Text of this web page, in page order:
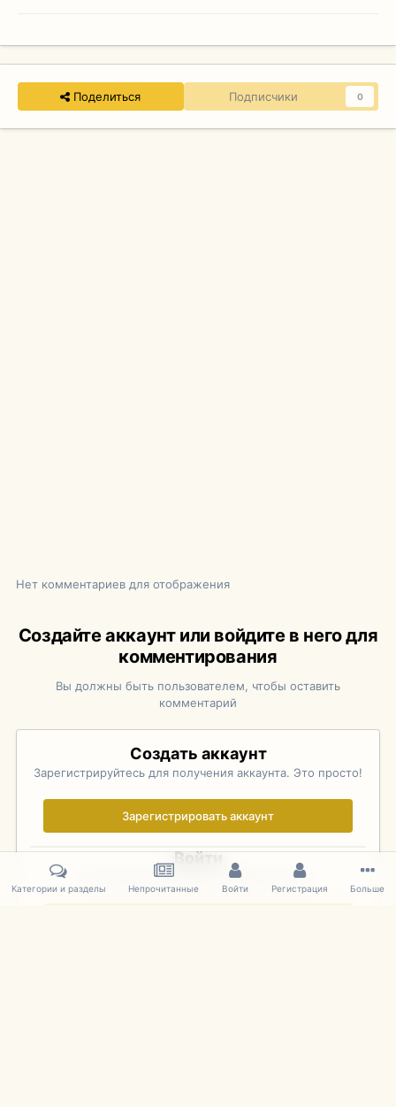
Поделиться Подписчики 0
Нет комментариев для отображения
Создайте аккаунт или войдите в него для
комментирования
Вы должны быть пользователем, чтобы оставить
комментарий
Создать аккаунт
Зарегистрируйтесь для получения аккаунта. Это просто!
Зарегистрировать аккаунт
Войти
Уже зарегистрированы? Войдите здесь.
Категории и разделы Непрочитанные Войти Регистрация Больше